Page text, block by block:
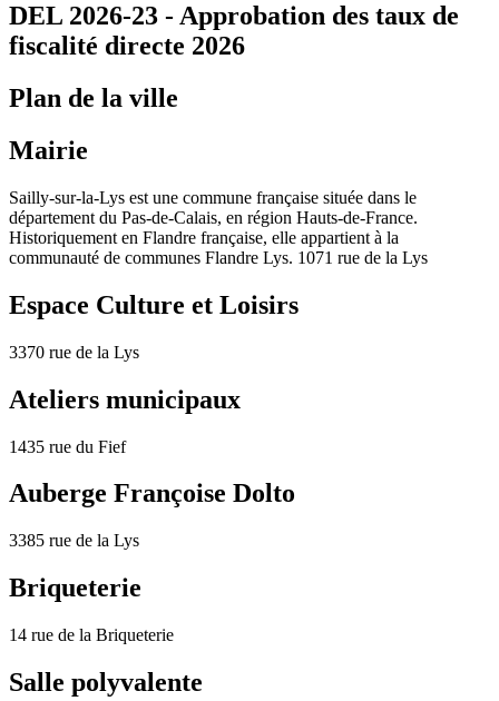
DEL 2026-23 - Approbation des taux de
fiscalité directe 2026
Plan de la ville
Mairie
Sailly-sur-la-Lys est une commune française située dans le
département du Pas-de-Calais, en région Hauts-de-France.
Historiquement en Flandre française, elle appartient à la
communauté de communes Flandre Lys. 1071 rue de la Lys
Espace Culture et Loisirs
3370 rue de la Lys
Ateliers municipaux
1435 rue du Fief
Auberge Françoise Dolto
3385 rue de la Lys
Briqueterie
14 rue de la Briqueterie
Salle polyvalente